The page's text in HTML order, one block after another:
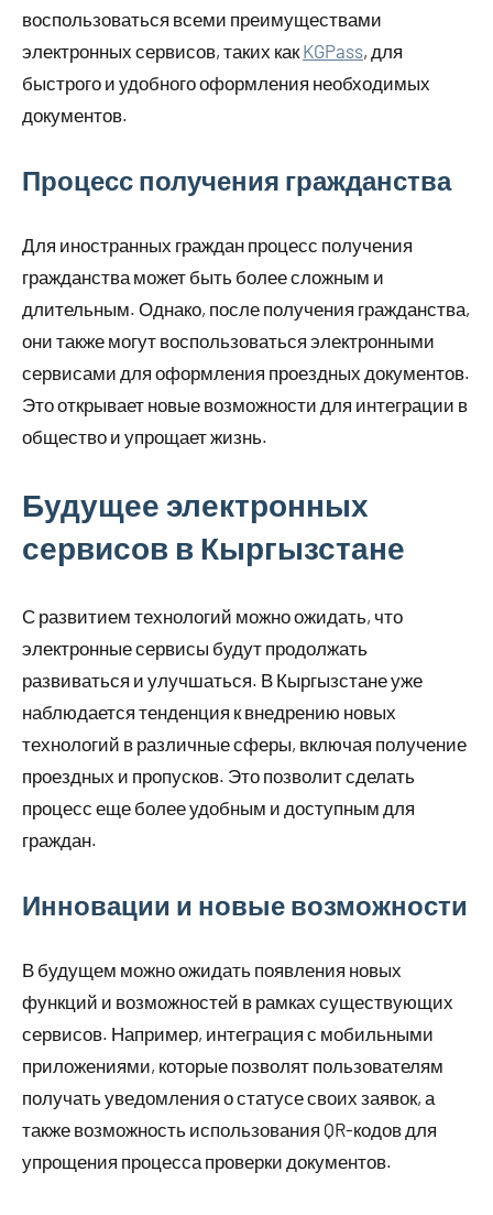
воспользоваться всеми преимуществами
электронных сервисов, таких какKGPass, для
быстрого и удобного оформления необходимых
документов.
Процесс получения гражданства
Для иностранных граждан процесс получения
гражданства может быть более сложным и
длительным. Однако, после получения гражданства,
они также могут воспользоваться электронными
сервисами для оформления проездных документов.
Это открывает новые возможности для интеграции в
общество и упрощает жизнь.
Будущее электронных
сервисов в Кыргызстане
С развитием технологий можно ожидать, что
электронные сервисы будут продолжать
развиваться и улучшаться. В Кыргызстане уже
наблюдается тенденция к внедрению новых
технологий в различные сферы, включая получение
проездных и пропусков. Это позволит сделать
процесс еще более удобным и доступным для
граждан.
Инновации и новые возможности
В будущем можно ожидать появления новых
функций и возможностей в рамках существующих
сервисов. Например, интеграция с мобильными
приложениями, которые позволят пользователям
получать уведомления о статусе своих заявок, а
также возможность использования QR-кодов для
упрощения процесса проверки документов.